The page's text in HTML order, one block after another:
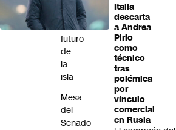
Italia
descarta
a Andrea
Pirlo
como
técnico
tras
polémica
por
vínculo
comercial
en Rusia
por
el
futuro
de
la
isla
Mesa
del
Senado